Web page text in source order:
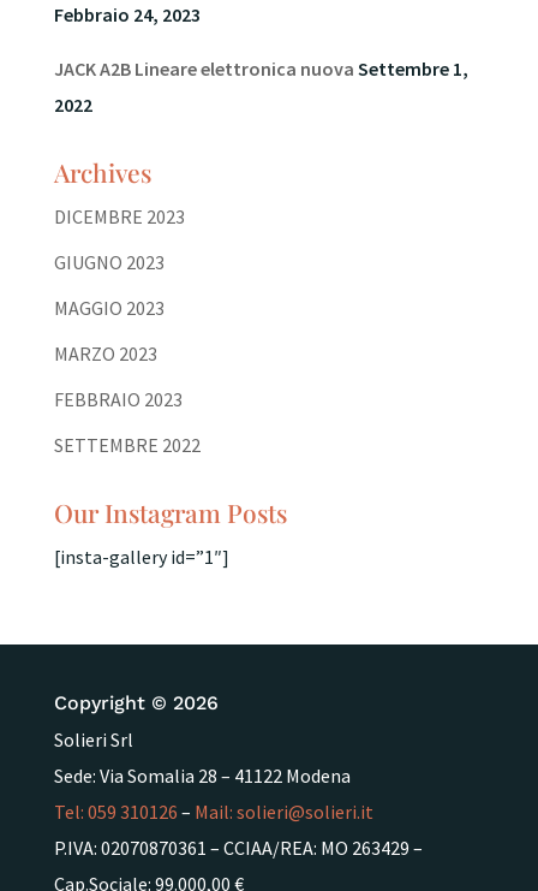
Febbraio 24, 2023
JACK A2B Lineare elettronica nuova Settembre 1,
2022
Archives
DICEMBRE 2023
GIUGNO 2023
MAGGIO 2023
MARZO 2023
FEBBRAIO 2023
SETTEMBRE 2022
Our Instagram Posts
[insta-gallery id=”1″]
Copyright © 2026
Solieri Srl
Sede: Via Somalia 28 – 41122 Modena
Tel: 059 310126 – Mail: solieri@solieri.it
P.IVA: 02070870361 – CCIAA/REA: MO 263429 –
Cap.Sociale: 99.000,00 €